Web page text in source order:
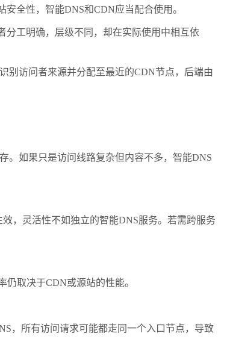
全性，智能DNS和CDN应当配合使用。
工明确，层级不同，却在实际使用中相互依
访问者来源并分配至最近的CDN节点，后端由
如果只是访问线路复杂但内容不多，智能DNS
，灵活性不如独立的智能DNS服务。若需跨服务
取决于CDN或源站的性能。
，所有访问请求可能都走同一个入口节点，导致